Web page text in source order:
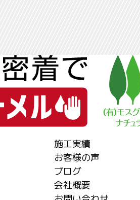
施工実績
お客様の声
ブログ
会社概要